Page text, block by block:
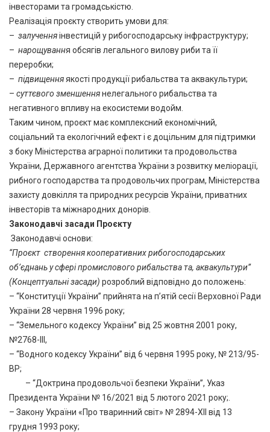
інвесторами та громадськістю.
Реалізація проєкту створить умови для:
– залученняінвестицій у рибогосподарську інфраструктуру;
– нарощування обсягів легального вилову риби та її
переробки;
– підвищенняякості продукції рибальства та аквакультури;
– суттєвого зменшеннянелегального рибальства та
негативного впливу на екосистеми водойм.
Таким чином, проєкт має комплексний економічний,
соціальний та екологічний ефект і є доцільним для підтримки
з боку Міністерства аграрної политики та продовольства
України, Державного агентства України з розвитку меліорації,
рибного господарства та продовольчих програм, Міністерства
захисту довкілля та природних ресурсів України, приватних
інвесторів та міжнародних донорів.
Законодавчі засади Проєкту
Законодавчі основи:
“Проєкт створення кооперативних рибогосподарських
об’єднань у сфері промислового рибальства та, аквакультури”
(Концептуальні засади) розроблий відповідно до положень:
– “Конституції України” прийнята на п’ятій сесії Верховної Ради
України 28 червня 1996 року;
– “Земельного кодексу України” від 25 жовтня 2001 року,
№2768-III,
– “Водного кодексу України” від 6 червня 1995 року, № 213/95-
ВР;
– “Доктрина продовольчої безпеки України”, Указ
Президента України № 16/2021 від 5 лютого 2021 року;.
– Закону України «Про тваринний світ» № 2894-XII від 13
грудня 1993 року;